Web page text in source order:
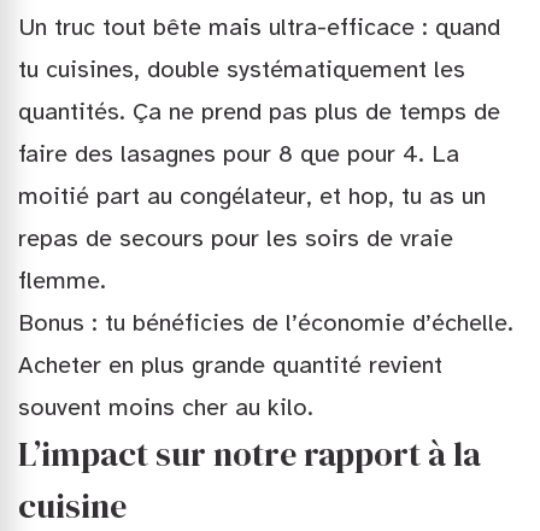
Un truc tout bête mais ultra-efficace : quand
tu cuisines, double systématiquement les
quantités. Ça ne prend pas plus de temps de
faire des lasagnes pour 8 que pour 4. La
moitié part au congélateur, et hop, tu as un
repas de secours pour les soirs de vraie
flemme.
Bonus : tu bénéficies de l’économie d’échelle.
Acheter en plus grande quantité revient
souvent moins cher au kilo.
L’impact sur notre rapport à la
cuisine